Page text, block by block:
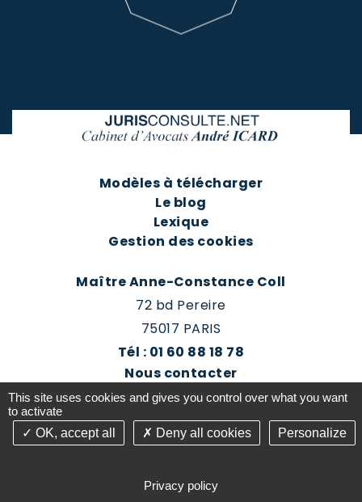
Modèles à télécharger
Le blog
Lexique
Gestion des cookies
Maître Anne-Constance Coll
72 bd Pereire
75017 PARIS
Tél : 01 60 88 18 78
Nous contacter
Prendre rendez-vous
This site uses cookies and gives you control over what you want
to activate
OK, accept all
Deny all cookies Personalize
Privacy policy